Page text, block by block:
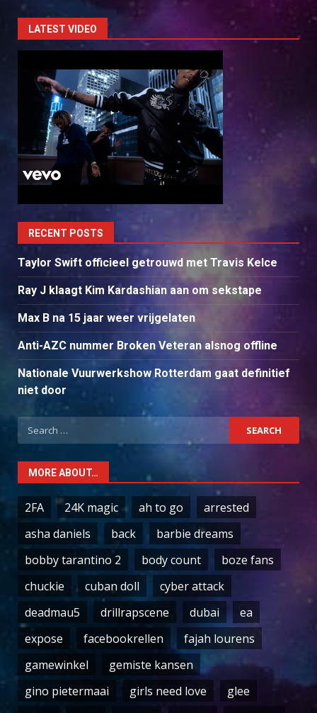
LATEST VIDEO
RECENT POSTS
Taylor Swift officieel getrouwd met Travis Kelce
Ray J klaagt Kim Kardashian aan om sekstape
Max B na 15 jaar weer vrijgelaten
Anti-AZC nummer Broken Veteran alsnog offline
Nationale Vuurwerkshow Rotterdam gaat definitief
niet door
Search
for:
MORE ABOUT…
2FA 24K magic ah to go
arrested
asha daniels
back
barbie dreams
bobby tarantino 2
body count
boze fans
chuckie
cuban doll
cyber attack
deadmau5
drillrapscene dubai
ea
expose
facebookrellen
fajah lourens
gamewinkel
gemiste kansen
gino pietermaai
girls need love
glee